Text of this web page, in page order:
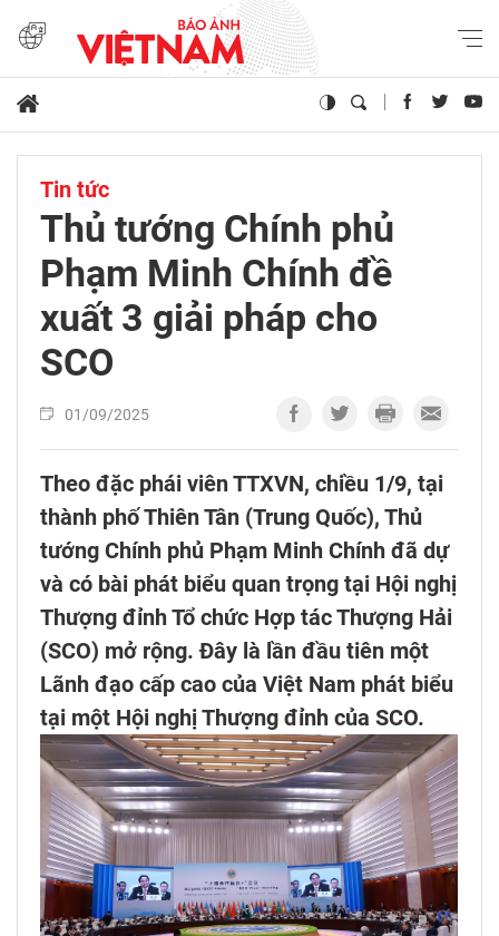
Tin tức
Thủ tướng Chính phủ
Phạm Minh Chính đề
xuất 3 giải pháp cho
SCO
01/09/2025
Theo đặc phái viên TTXVN, chiều 1/9, tại
thành phố Thiên Tân (Trung Quốc), Thủ
tướng Chính phủ Phạm Minh Chính đã dự
và có bài phát biểu quan trọng tại Hội nghị
Thượng đỉnh Tổ chức Hợp tác Thượng Hải
(SCO) mở rộng. Đây là lần đầu tiên một
Lãnh đạo cấp cao của Việt Nam phát biểu
tại một Hội nghị Thượng đỉnh của SCO.